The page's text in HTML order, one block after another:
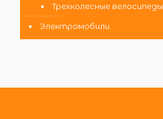
Трехколесные велосипеды
Электромобили